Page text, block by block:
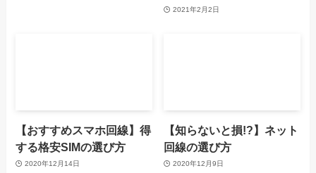
2021年2月2日
【おすすめスマホ回線】得
する格安SIMの選び方
2020年12月14日
【知らないと損!?】ネット
回線の選び方
2020年12月9日